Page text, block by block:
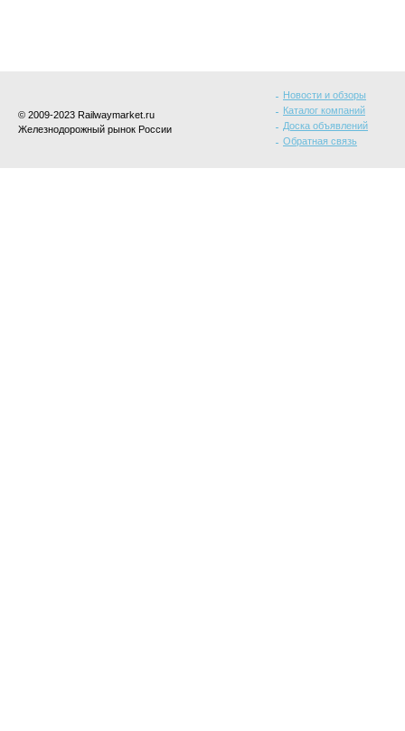
© 2009-2023 Railwaymarket.ru
Железнодорожный рынок России
Новости и обзоры
Каталог компаний
Доска объявлений
Обратная связь